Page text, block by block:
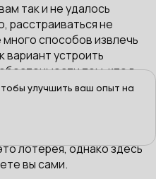
улучшить ваш опыт на
так и не удалось
расстраиваться не
способов извлечь
вариант устроить
тем, кто в
сегодня
компании,
залежалый товар,
стратегии под каждый
лотерея, однако здесь
вы сами.